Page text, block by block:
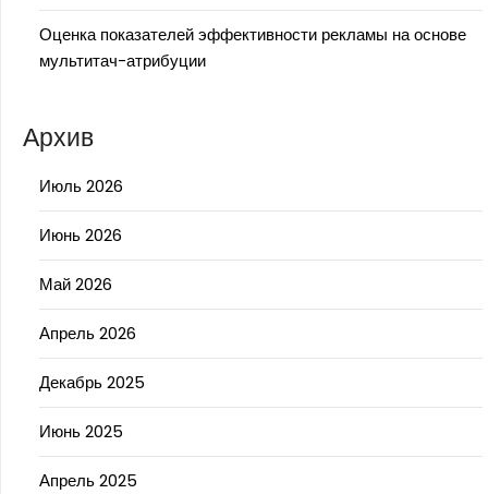
Оценка показателей эффективности рекламы на основе
мультитач-атрибуции
Архив
Июль 2026
Июнь 2026
Май 2026
Апрель 2026
Декабрь 2025
Июнь 2025
Апрель 2025